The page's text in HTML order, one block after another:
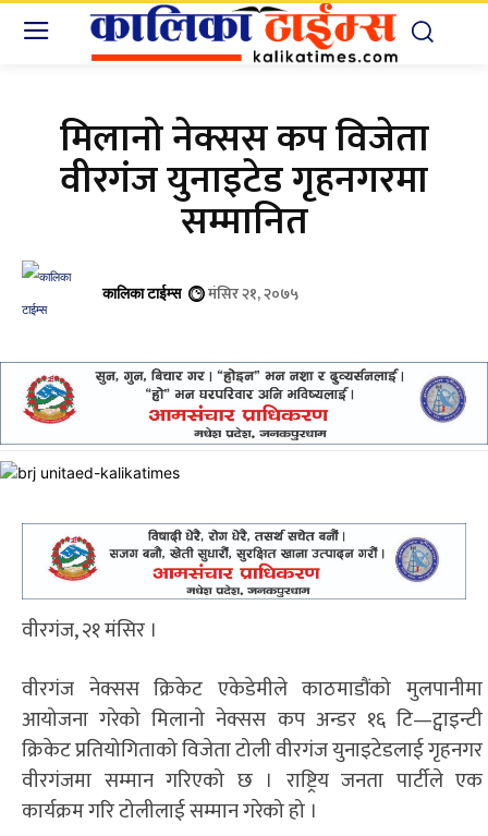
मिलानो नेक्सस कप विजेता
वीरगंज युनाइटेड गृहनगरमा
सम्मानित
कालिका टाईम्स मंसिर २१, २०७५
वीरगंज, २१ मंसिर ।
वीरगंज नेक्सस क्रिकेट एकेडेमीले काठमाडौंको मुलपानीमा
आयोजना गरेको मिलानो नेक्सस कप अन्डर १६ टि—ट्वाइन्टी
क्रिकेट प्रतियोगिताको विजेता टोली वीरगंज युनाइटेडलाई गृहनगर
वीरगंजमा सम्मान गरिएको छ । राष्ट्रिय जनता पार्टीले एक
कार्यक्रम गरि टोलीलाई सम्मान गरेको हो ।